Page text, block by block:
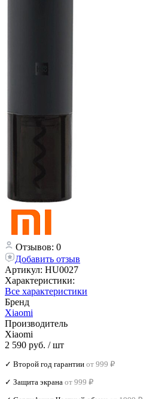
Отзывов: 0
Добавить отзыв
Артикул: HU0027
Характеристики:
Все характеристики
Бренд
Xiaomi
Производитель
Xiaomi
2 590 руб. / шт
✓ Второй год гарантии от 999 ₽
✓ Защита экрана от 999 ₽